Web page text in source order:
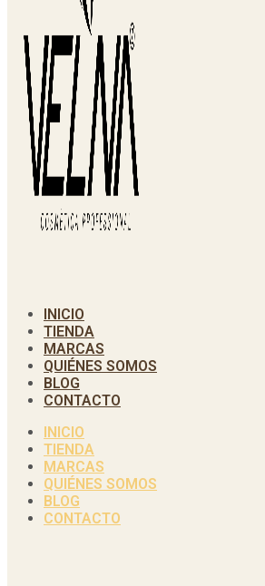
INICIO
TIENDA
MARCAS
QUIÉNES SOMOS
BLOG
CONTACTO
INICIO
TIENDA
MARCAS
QUIÉNES SOMOS
BLOG
CONTACTO